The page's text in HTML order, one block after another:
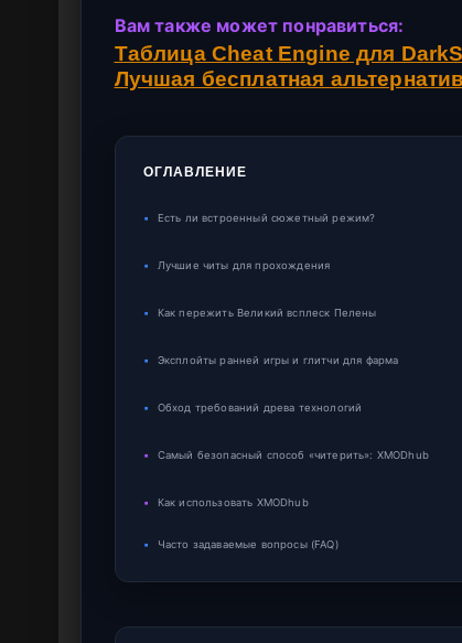
Вам также может понравиться:
Таблица Cheat Engine для
Лучшая бесплатная
ОГЛАВЛЕНИЕ
▪ Есть ли встроенный сюжетный режим?
▪ Лучшие читы для прохождения
▪ Как пережить Великий всплеск Пелены
▪ Эксплойты ранней игры и глитчи для фарма
▪ Обход требований древа технологий
▪ Самый безопасный способ «читерить»: XMODhub
▪ Как использовать XMODhub
▪ Часто задаваемые вопросы (FAQ)